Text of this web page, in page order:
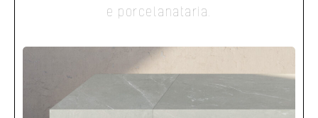
e porcelanataria.